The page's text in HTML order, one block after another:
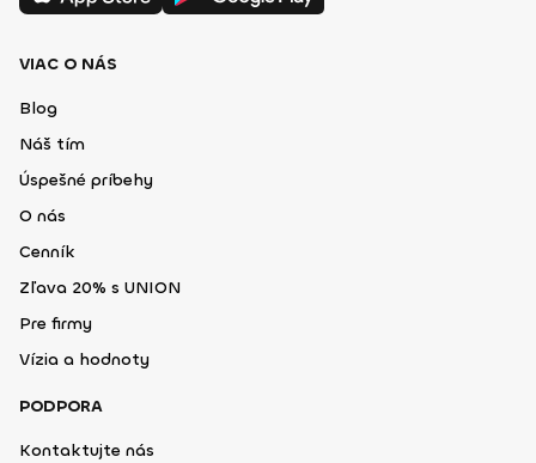
VIAC O NÁS
Blog
Náš tím
Úspešné príbehy
O nás
Cenník
Zľava 20% s UNION
Pre firmy
Vízia a hodnoty
PODPORA
Kontaktujte nás